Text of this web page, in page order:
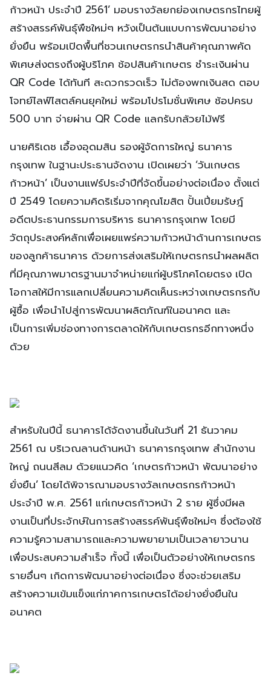
ก้าวหน้า ประจำปี 2561’ มอบรางวัลยกย่องเกษตรกรไทยผู้
สร้างสรรค์พันธุ์พืชใหม่ๆ หวังเป็นต้นแบบการพัฒนาอย่าง
ยั่งยืน พร้อมเปิดพื้นที่ชวนเกษตรกรนำสินค้าคุณภาพคัด
พิเศษส่งตรงถึงผู้บริโภค ช้อปสินค้าเกษตร ชำระเงินผ่าน
QR Code ได้ทันที สะดวกรวดเร็ว ไม่ต้องพกเงินสด ตอบ
โจทย์ไลฟ์ไสตล์คนยุคใหม่ พร้อมโปรโมชั่นพิเศษ ช้อปครบ
500 บาท จ่ายผ่าน QR Code แลกรับกล้วยไม้ฟรี
นายศิริเดช เอื้องอุดมสิน รองผู้จัดการใหญ่ ธนาคาร
กรุงเทพ ในฐานะประธานจัดงาน เปิดเผยว่า ‘วันเกษตร
ก้าวหน้า’ เป็นงานแฟร์ประจำปีที่จัดขึ้นอย่างต่อเนื่อง ตั้งแต่
ปี 2549 โดยความคิดริเริ่มจากคุณโฆสิต ปั้นเปี่ยมรัษฎ์
อดีตประธานกรรมการบริหาร ธนาคารกรุงเทพ โดยมี
วัตถุประสงค์หลักเพื่อเผยแพร่ความก้าวหน้าด้านการเกษตร
ของลูกค้าธนาคาร ด้วยการส่งเสริมให้เกษตรกรนำผลผลิต
ที่มีคุณภาพมาตรฐานมาจำหน่ายแก่ผู้บริโภคโดยตรง เปิด
โอกาสให้มีการแลกเปลี่ยนความคิดเห็นระหว่างเกษตรกรกับ
ผู้ซื้อ เพื่อนำไปสู่การพัฒนาผลิตภัณฑ์ในอนาคต และ
เป็นการเพิ่มช่องทางการตลาดให้กับเกษตรกรอีกทางหนึ่ง
ด้วย
สำหรับในปีนี้ ธนาคารได้จัดงานขึ้นในวันที่ 21 ธันวาคม
2561 ณ บริเวณลานด้านหน้า ธนาคารกรุงเทพ สำนักงาน
ใหญ่ ถนนสีลม ด้วยแนวคิด ‘เกษตรก้าวหน้า พัฒนาอย่าง
ยั่งยืน’ โดยได้พิจารณามอบรางวัลเกษตรกรก้าวหน้า
ประจำปี พ.ศ. 2561 แก่เกษตรก้าวหน้า 2 ราย ผู้ซึ่งมีผล
งานเป็นที่ประจักษ์ในการสร้างสรรค์พันธุ์พืชใหม่ๆ ซึ่งต้องใช้
ความรู้ความสามารถและความพยายามเป็นเวลายาวนาน
เพื่อประสบความสำเร็จ ทั้งนี้ เพื่อเป็นตัวอย่างให้เกษตรกร
รายอื่นๆ เกิดการพัฒนาอย่างต่อเนื่อง ซึ่งจะช่วยเสริม
สร้างความเข้มแข็งแก่ภาคการเกษตรได้อย่างยั่งยืนใน
อนาคต